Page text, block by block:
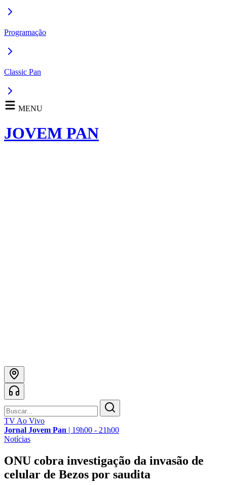
Programação
Classic Pan
MENU
JOVEM PAN
TV Ao Vivo
Jornal Jovem Pan | 19h00 - 21h00
Notícias
ONU cobra investigação da invasão de
celular de Bezos por saudita